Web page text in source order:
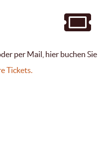
per Mail, hier buchen Sie
Tickets.